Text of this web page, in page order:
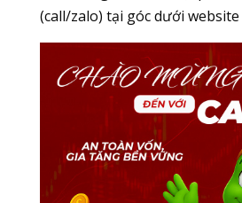
(call/zalo) tại góc dưới